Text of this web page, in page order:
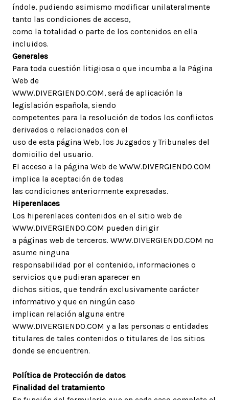
índole, pudiendo asimismo modificar unilateralmente
tanto las condiciones de acceso,
como la totalidad o parte de los contenidos en ella
incluidos.
Generales
Para toda cuestión litigiosa o que incumba a la Página
Web de
WWW.DIVERGIENDO.COM, será de aplicación la
legislación española, siendo
competentes para la resolución de todos los conflictos
derivados o relacionados con el
uso de esta página Web, los Juzgados y Tribunales del
domicilio del usuario.
El acceso a la página Web de WWW.DIVERGIENDO.COM
implica la aceptación de todas
las condiciones anteriormente expresadas.
Hiperenlaces
Los hiperenlaces contenidos en el sitio web de
WWW.DIVERGIENDO.COM pueden dirigir
a páginas web de terceros. WWW.DIVERGIENDO.COM no
asume ninguna
responsabilidad por el contenido, informaciones o
servicios que pudieran aparecer en
dichos sitios, que tendrán exclusivamente carácter
informativo y que en ningún caso
implican relación alguna entre
WWW.DIVERGIENDO.COM y a las personas o entidades
titulares de tales contenidos o titulares de los sitios
donde se encuentren.
Política de Protección de datos
Finalidad del tratamiento